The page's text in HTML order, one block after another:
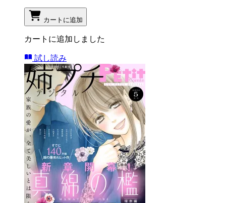
カートに追加
カートに追加しました
試し読み